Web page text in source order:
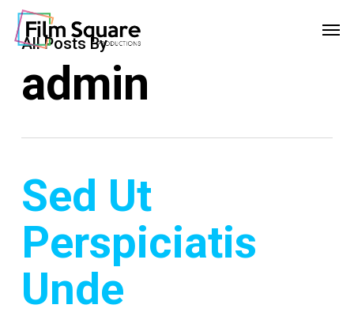
Skip
content
All Posts By
admin
Sed Ut
Perspiciatis
Unde